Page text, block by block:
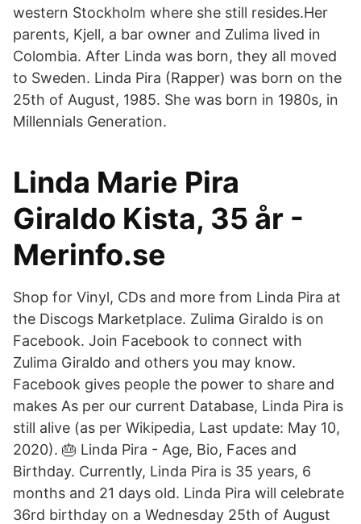
western Stockholm where she still resides.Her
parents, Kjell, a bar owner and Zulima lived in
Colombia. After Linda was born, they all moved
to Sweden. Linda Pira (Rapper) was born on the
25th of August, 1985. She was born in 1980s, in
Millennials Generation.
Linda Marie Pira
Giraldo Kista, 35 år -
Merinfo.se
Shop for Vinyl, CDs and more from Linda Pira at
the Discogs Marketplace. Zulima Giraldo is on
Facebook. Join Facebook to connect with
Zulima Giraldo and others you may know.
Facebook gives people the power to share and
makes As per our current Database, Linda Pira is
still alive (as per Wikipedia, Last update: May 10,
2020). 🎂 Linda Pira - Age, Bio, Faces and
Birthday. Currently, Linda Pira is 35 years, 6
months and 21 days old. Linda Pira will celebrate
36rd birthday on a Wednesday 25th of August